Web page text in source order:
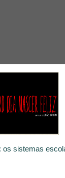
os sistemas